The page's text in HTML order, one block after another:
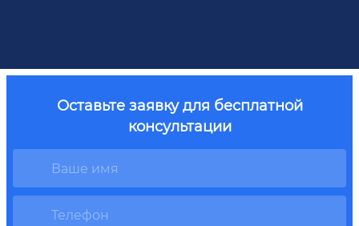
Оставьте заявку для бесплатной
консультации